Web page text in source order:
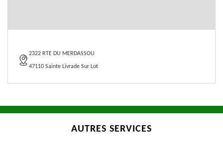
2322 RTE DU MERDASSOU
47110 Sainte Livrade Sur Lot
AUTRES SERVICES